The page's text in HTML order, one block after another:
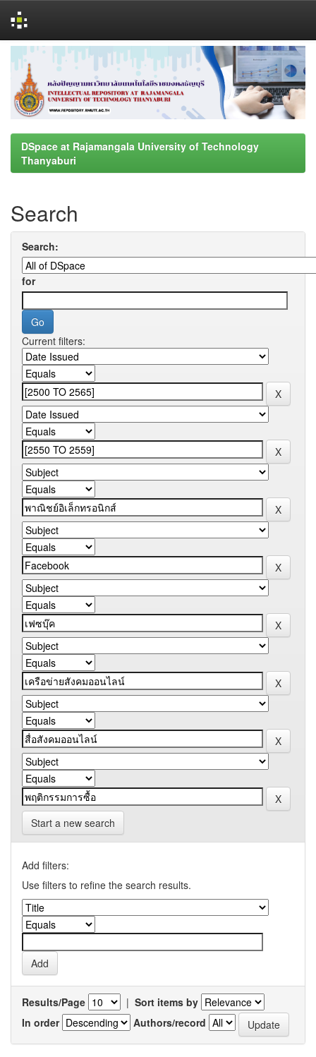
navigation
DSpace at Rajamangala University of Technology
Thanyaburi
Search
Search:
for
Current filters:
Start a new search
Add filters:
Use filters to refine the search results.
Results/Page | Sort items by
In order
Authors/record